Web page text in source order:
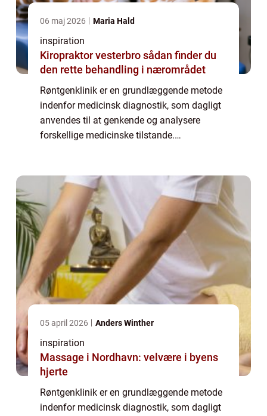
06 maj 2026 Maria Hald
inspiration
Kiropraktor vesterbro sådan finder du
den rette behandling i nærområdet
Røntgenklinik er en grundlæggende metode
indenfor medicinsk diagnostik, som dagligt
anvendes til at genkende og analysere
forskellige medicinske tilstande.
05 april 2026 Anders Winther
inspiration
Massage i Nordhavn: velvære i byens
hjerte
Røntgenklinik er en grundlæggende metode
indenfor medicinsk diagnostik, som dagligt